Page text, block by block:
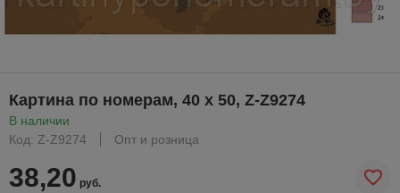
Картина по номерам, 40 x 50, Z-Z9274
В наличии
Код: Z-Z9274
Опт и розница
38,20 руб.